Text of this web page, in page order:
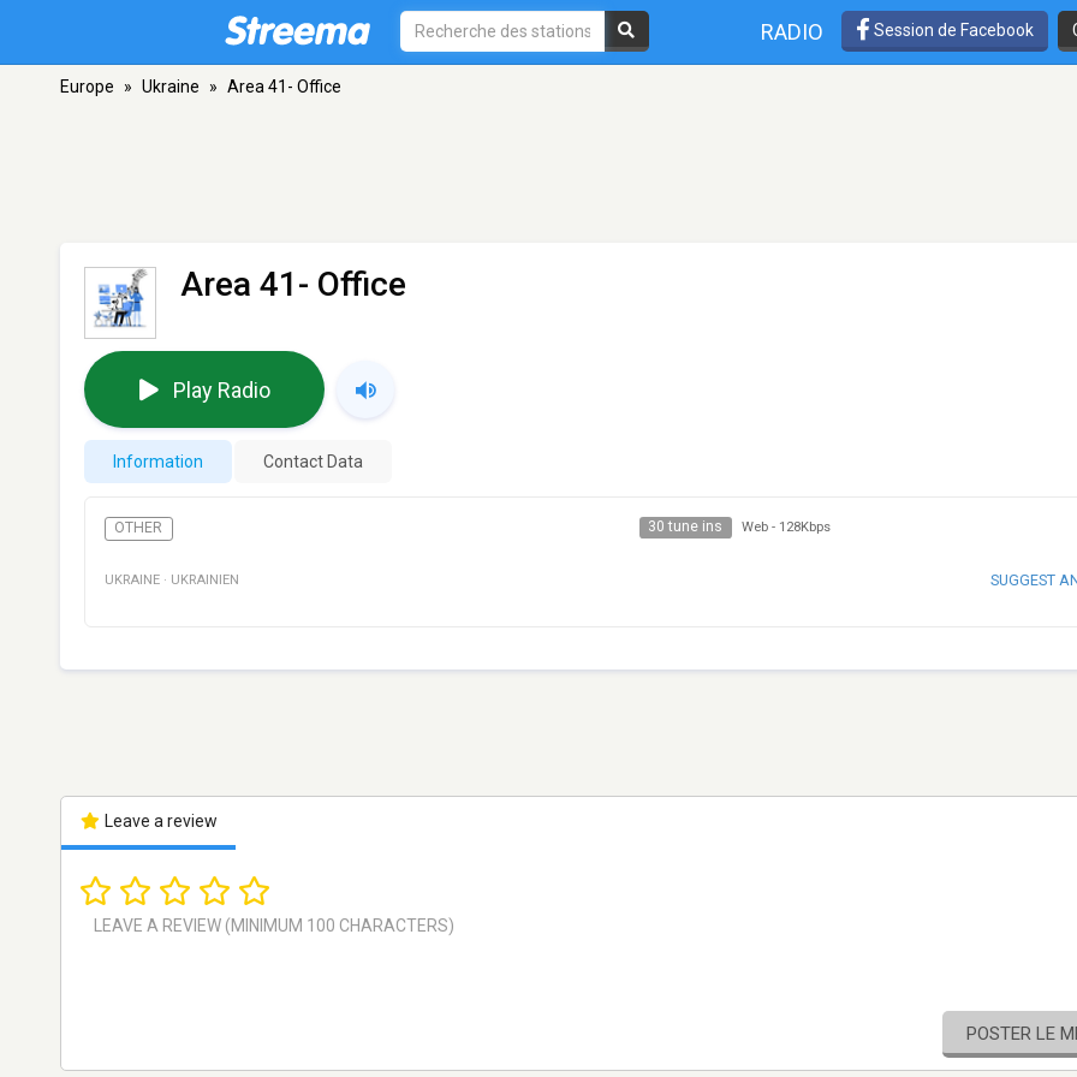
RADIO Session de Facebook
Europe » Ukraine » Area 41- Office
Area 41- Office
Play Radio
Information Contact Data
OTHER 30 tune ins Web - 128Kbps
UKRAINE · UKRAINIEN SUGGEST
Leave a review
POSTER LE